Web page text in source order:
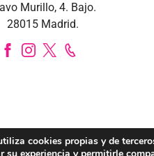
Murillo, 4. Bajo.
28015 Madrid.
cookies propias y de